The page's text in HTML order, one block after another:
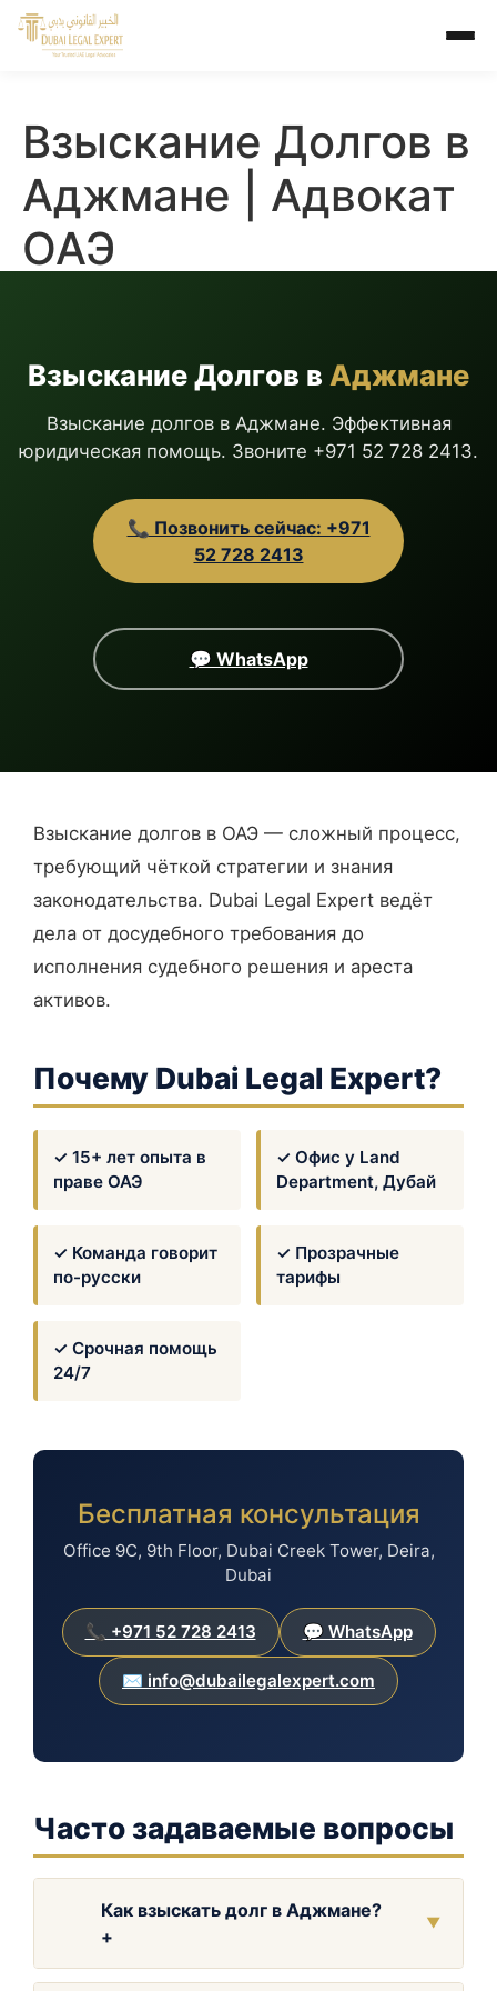
Взыскание Долгов в
Аджмане | Адвокат
ОАЭ
Взыскание Долгов в Аджмане
Взыскание долгов в Аджмане. Эффективная
юридическая помощь. Звоните +971 52 728 2413.
📞 Позвонить сейчас: +971
52 728 2413
💬 WhatsApp
Взыскание долгов в ОАЭ — сложный процесс,
требующий чёткой стратегии и знания
законодательства. Dubai Legal Expert ведёт
дела от досудебного требования до
исполнения судебного решения и ареста
активов.
Почему Dubai Legal Expert?
✓ 15+ лет опыта в
праве ОАЭ
✓ Офис у Land
Department, Дубай
✓ Команда говорит
по-русски
✓ Прозрачные
тарифы
✓ Срочная помощь
24/7
Бесплатная консультация
Office 9C, 9th Floor, Dubai Creek Tower, Deira,
Dubai
📞 +971 52 728 2413 💬 WhatsApp
✉️ info@dubailegalexpert.com
Часто задаваемые вопросы
Как взыскать долг в Аджмане?
+
▼